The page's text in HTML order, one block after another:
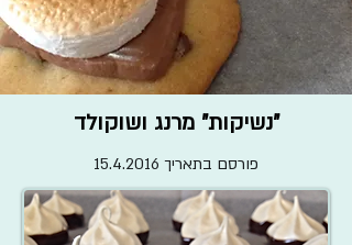
״נשיקות״ מרנג ושוקולד
פורסם בתאריך 15.4.2016